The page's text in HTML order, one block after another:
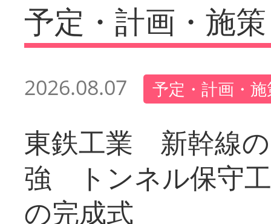
予定・計画・施策
2026.08.07 予定・計画・
東鉄工業 新幹線
強 トンネル保守
の完成式